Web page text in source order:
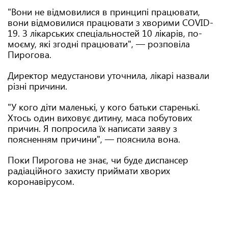
"Вони не відмовилися в принципі працювати,
вони відмовилися працювати з хворими COVID-
19. З лікарських спеціальностей 10 лікарів, по-
моєму, які згодні працювати", — розповіла
Пирогова.
Директор медустанови уточнила, лікарі назвали
різні причини.
"У кого діти маленькі, у кого батьки старенькі.
Хтось один виховує дитину, маса побутових
причин. Я попросила їх написати заяву з
поясненням причини", — пояснила вона.
Поки Пирогова не знає, чи буде диспансер
радіаційного захисту приймати хворих
коронавірусом.